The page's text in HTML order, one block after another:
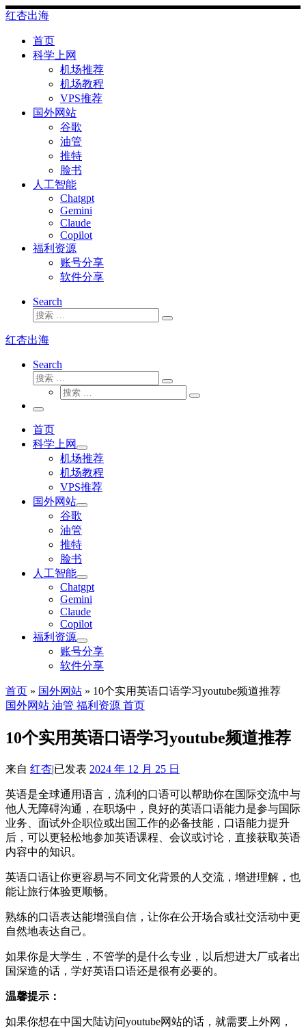
Skip
to
content
红杏出海
首页
科学上网
机场推荐
机场教程
VPS推荐
国外网站
谷歌
油管
推特
脸书
人工智能
Chatgpt
‎Gemini
Claude
Copilot
福利资源
账号分享
软件分享
Search
搜
搜
红杏出海
Search
搜
搜
索
搜
搜
主
菜
单
首页
科学上网
机场推荐
机场教程
VPS推荐
国外网站
谷歌
油管
推特
脸书
人工智能
Chatgpt
‎Gemini
Claude
Copilot
福利资源
账号分享
软件分享
首页 » 国外网站 » 10个实用英语口语学习youtube频道推荐
国外网站 油管 福利资源 首页
10个实用英语口语学习youtube频道推荐
来自 红杏|已发表 2024 年 12 月 25 日
英语是全球通用语言，流利的口语可以帮助你在国际交流中与
他人无障碍沟通，在职场中，良好的英语口语能力是参与国际
业务、面试外企职位或出国工作的必备技能，口语能力提升
后，可以更轻松地参加英语课程、会议或讨论，直接获取英语
内容中的知识。
英语口语让你更容易与不同文化背景的人交流，增进理解，也
能让旅行体验更顺畅。
熟练的口语表达能增强自信，让你在公开场合或社交活动中更
自然地表达自己。
如果你是大学生，不管学的是什么专业，以后想进大厂或者出
国深造的话，学好英语口语还是很有必要的。
温馨提示：
如果你想在中国大陆访问youtube网站的话，就需要上外网，